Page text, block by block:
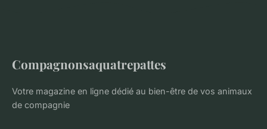
Compagnonsaquatrepattes
Votre magazine en ligne dédié au bien-être de vos animaux
de compagnie